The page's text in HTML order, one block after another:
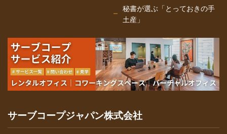
秘書が選ぶ「とっておきの手
土産」
サーブコープジャパン株式会社